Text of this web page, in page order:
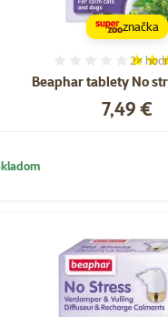
1
Beaphar tablety No
2×
Cena
7,49 €
značka